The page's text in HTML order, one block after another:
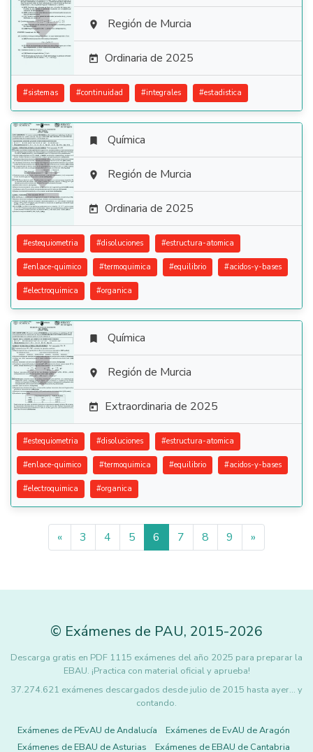
  Región de Murcia
 Ordinaria de 2025
#sistemas #continuidad #integrales #estadistica

 Química
 Región de Murcia
 Ordinaria de 2025
#estequiometria #disoluciones #estructura-atomica
#enlace-quimico #termoquimica #equilibrio #acidos-y-bases
#electroquimica #organica

 Química
 Región de Murcia
 Extraordinaria de 2025
#estequiometria #disoluciones #estructura-atomica
#enlace-quimico #termoquimica #equilibrio #acidos-y-bases
#electroquimica #organica
« 3 4 5 6 7 8 9 »
© Exámenes de PAU, 2015-2026
Descarga gratis en PDF 1115 exámenes del año 2025 para preparar la
EBAU. ¡Practica con material oficial y aprueba!
37.274.621 exámenes descargados desde julio de 2015 hasta ayer... y
contando.
Exámenes de PEvAU de Andalucía
Exámenes de EvAU de Aragón
Exámenes de EBAU de Asturias
Exámenes de EBAU de Cantabria